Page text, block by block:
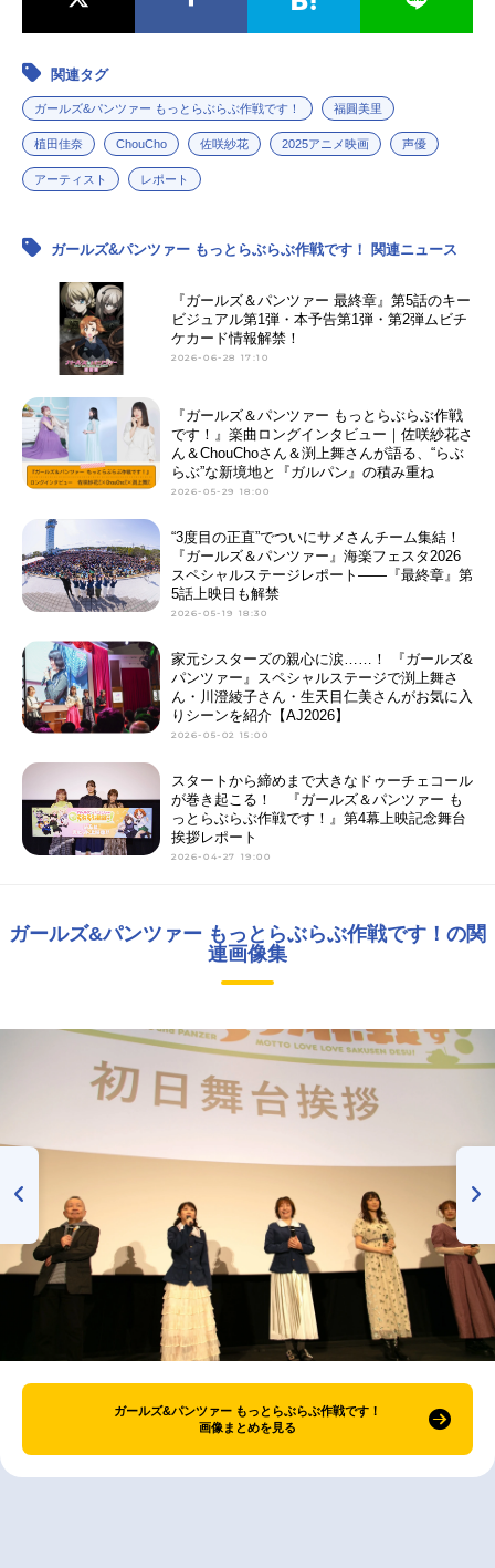
ツチヤ：喜多村英梨
ねこにゃー：葉山いくみ
ぴよたん： 上坂すみれ
お銀：佐倉綾音
ムラカミ：
フリント： 米澤円
カトラス：七瀬亜深
ダージリン：喜多村英梨
オレンジペコ：
石原舞
アッサム：明坂聡美
ルクリリ：倉田雅世
ケイ： 川澄綾子
ナオミ：伊瀬茉莉也
アンチョビ：
吉岡麻耶
カルパッチョ：早見沙織
ペパロニ：大地葉
カチューシャ：金元寿子
クラーラ：ジェーニャ
ニーナ：小笠原早紀
アリーナ：佐藤奏美
西住まほ：田中理恵
逸見エリカ：生天目仁美
西絹代： 瀬戸麻沙美
ミカ：能登麻美子
島田愛里寿：竹達彩奈
関連タグ
ガールズ&パンツァー もっとらぶらぶ作戦です！ 福圓美里
植田佳奈 ChouCho 佐咲紗花 2025アニメ映画 声優
アーティスト レポート
ガールズ&パンツァー もっとらぶらぶ作戦です！ 関連ニュース
『ガールズ＆パンツァー 最終章』第5話のキー
ビジュアル第1弾・本予告第1弾・第2弾ムビチ
ケカード情報解禁！
2026-06-28 17:10
『ガールズ＆パンツァー もっとらぶらぶ作戦
です！』楽曲ロングインタビュー｜佐咲紗花さ
ん＆ChouChoさん＆渕上舞さんが語る、“らぶ
らぶ”な新境地と『ガルパン』の積み重ね
2026-05-29 18:00
“3度目の正直”でついにサメさんチーム集結！
『ガールズ＆パンツァー』海楽フェスタ2026
スペシャルステージレポート――『最終章』第
5話上映日も解禁
2026-05-19 18:30
家元シスターズの親心に涙……！ 『ガールズ&
パンツァー』スペシャルステージで渕上舞さ
ん・川澄綾子さん・生天目仁美さんがお気に入
りシーンを紹介【AJ2026】
2026-05-02 15:00
スタートから締めまで大きなドゥーチェコール
が巻き起こる！ 『ガールズ＆パンツァー も
っとらぶらぶ作戦です！』第4幕上映記念舞台
挨拶レポート
2026-04-27 19:00
ガールズ&パンツァー もっとらぶらぶ作戦です！の関
連画像集
ガールズ&パンツァー もっとらぶらぶ作戦です！
画像まとめを見る